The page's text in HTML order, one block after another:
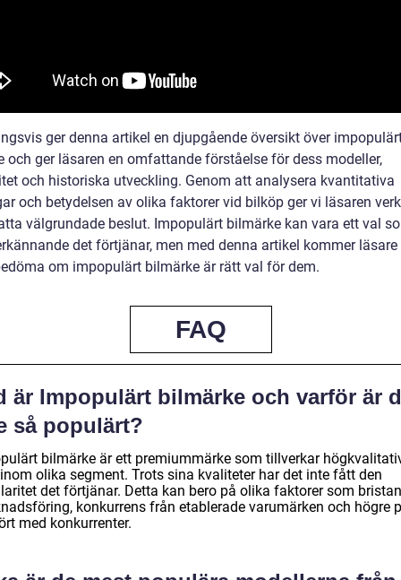
ger denna artikel en djupgående översikt över
och ger läsaren en omfattande förståelse för dess modeller,
och historiska utveckling. Genom att analysera kvantitativa
och betydelsen av olika faktorer vid bilköp ger vi läsaren
välgrundade beslut. Impopulärt bilmärke kan vara ett val
det förtjänar, men med denna artikel kommer
om impopulärt bilmärke är rätt val för dem.
FAQ
är Impopulärt bilmärke och varför är
så populärt?
bilmärke är ett premiummärke som tillverkar
olika segment. Trots sina kvaliteter har det inte fått den
det förtjänar. Detta kan bero på olika faktorer som
konkurrens från etablerade varumärken och högre
med konkurrenter.